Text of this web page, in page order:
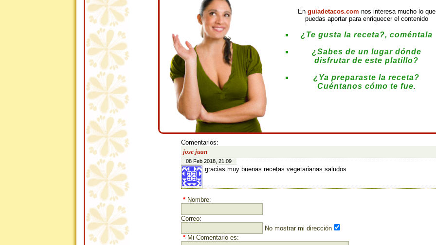
En guiadetacos.com nos interesa mucho lo que
puedas aportar para enriquecer el contenido
¿Te gusta la receta?, coméntala
¿Sabes de un lugar dónde
disfrutar de este platillo?
¿Ya preparaste la receta?
Cuéntanos cómo te fue.
Comentarios:
jose juan
08 Feb 2018, 21:09
gracias muy buenas recetas vegetarianas saludos
* Nombre:
Correo:
No mostrar mi dirección
* Mi Comentario es: